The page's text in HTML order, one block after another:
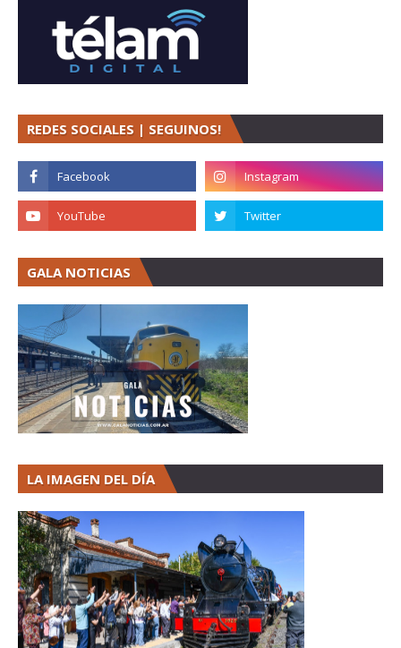
REDES SOCIALES | SEGUINOS!
GALA NOTICIAS
LA IMAGEN DEL DÍA